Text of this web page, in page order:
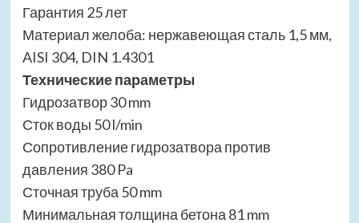
Гарантия 25 лет
Материал желоба: нержавеющая сталь 1,5 мм,
AISI 304, DIN 1.4301
Технические параметры
Гидрозатвор 30 mm
Сток воды 50 l/min
Сопротивление гидрозатвора против
давления 380 Pa
Сточная труба 50 mm
Минимальная толщина бетона 81 mm